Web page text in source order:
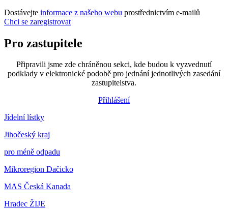
Dostávejte informace z našeho webu prostřednictvím e-mailů
Chci se zaregistrovat
Pro zastupitele
Připravili jsme zde chráněnou sekci, kde budou k vyzvednutí
podklady v elektronické podobě pro jednání jednotlivých zasedání
zastupitelstva.
Přihlášení
Jídelní lístky
Jihočeský kraj
pro méně odpadu
Mikroregion Dačicko
MAS Česká Kanada
Hradec ŽIJE